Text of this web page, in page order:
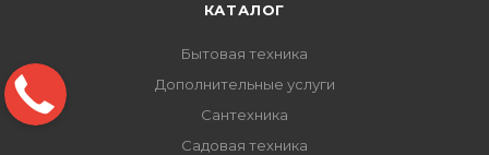
КАТАЛОГ
Бытовая техника
Дополнительные услуги
Сантехника
Садовая техника